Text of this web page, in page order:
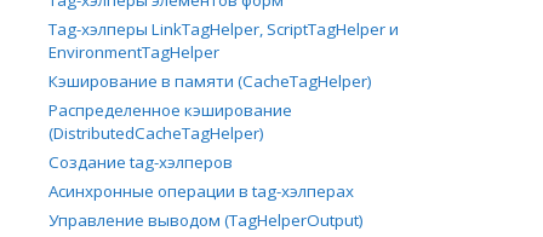
Tag-хэлперы LinkTagHelper, ScriptTagHelper и
EnvironmentTagHelper
Кэширование в памяти (CacheTagHelper)
Распределенное кэширование
(DistributedCacheTagHelper)
Создание tag-хэлперов
Асинхронные операции в tag-хэлперах
Управление выводом (TagHelperOutput)